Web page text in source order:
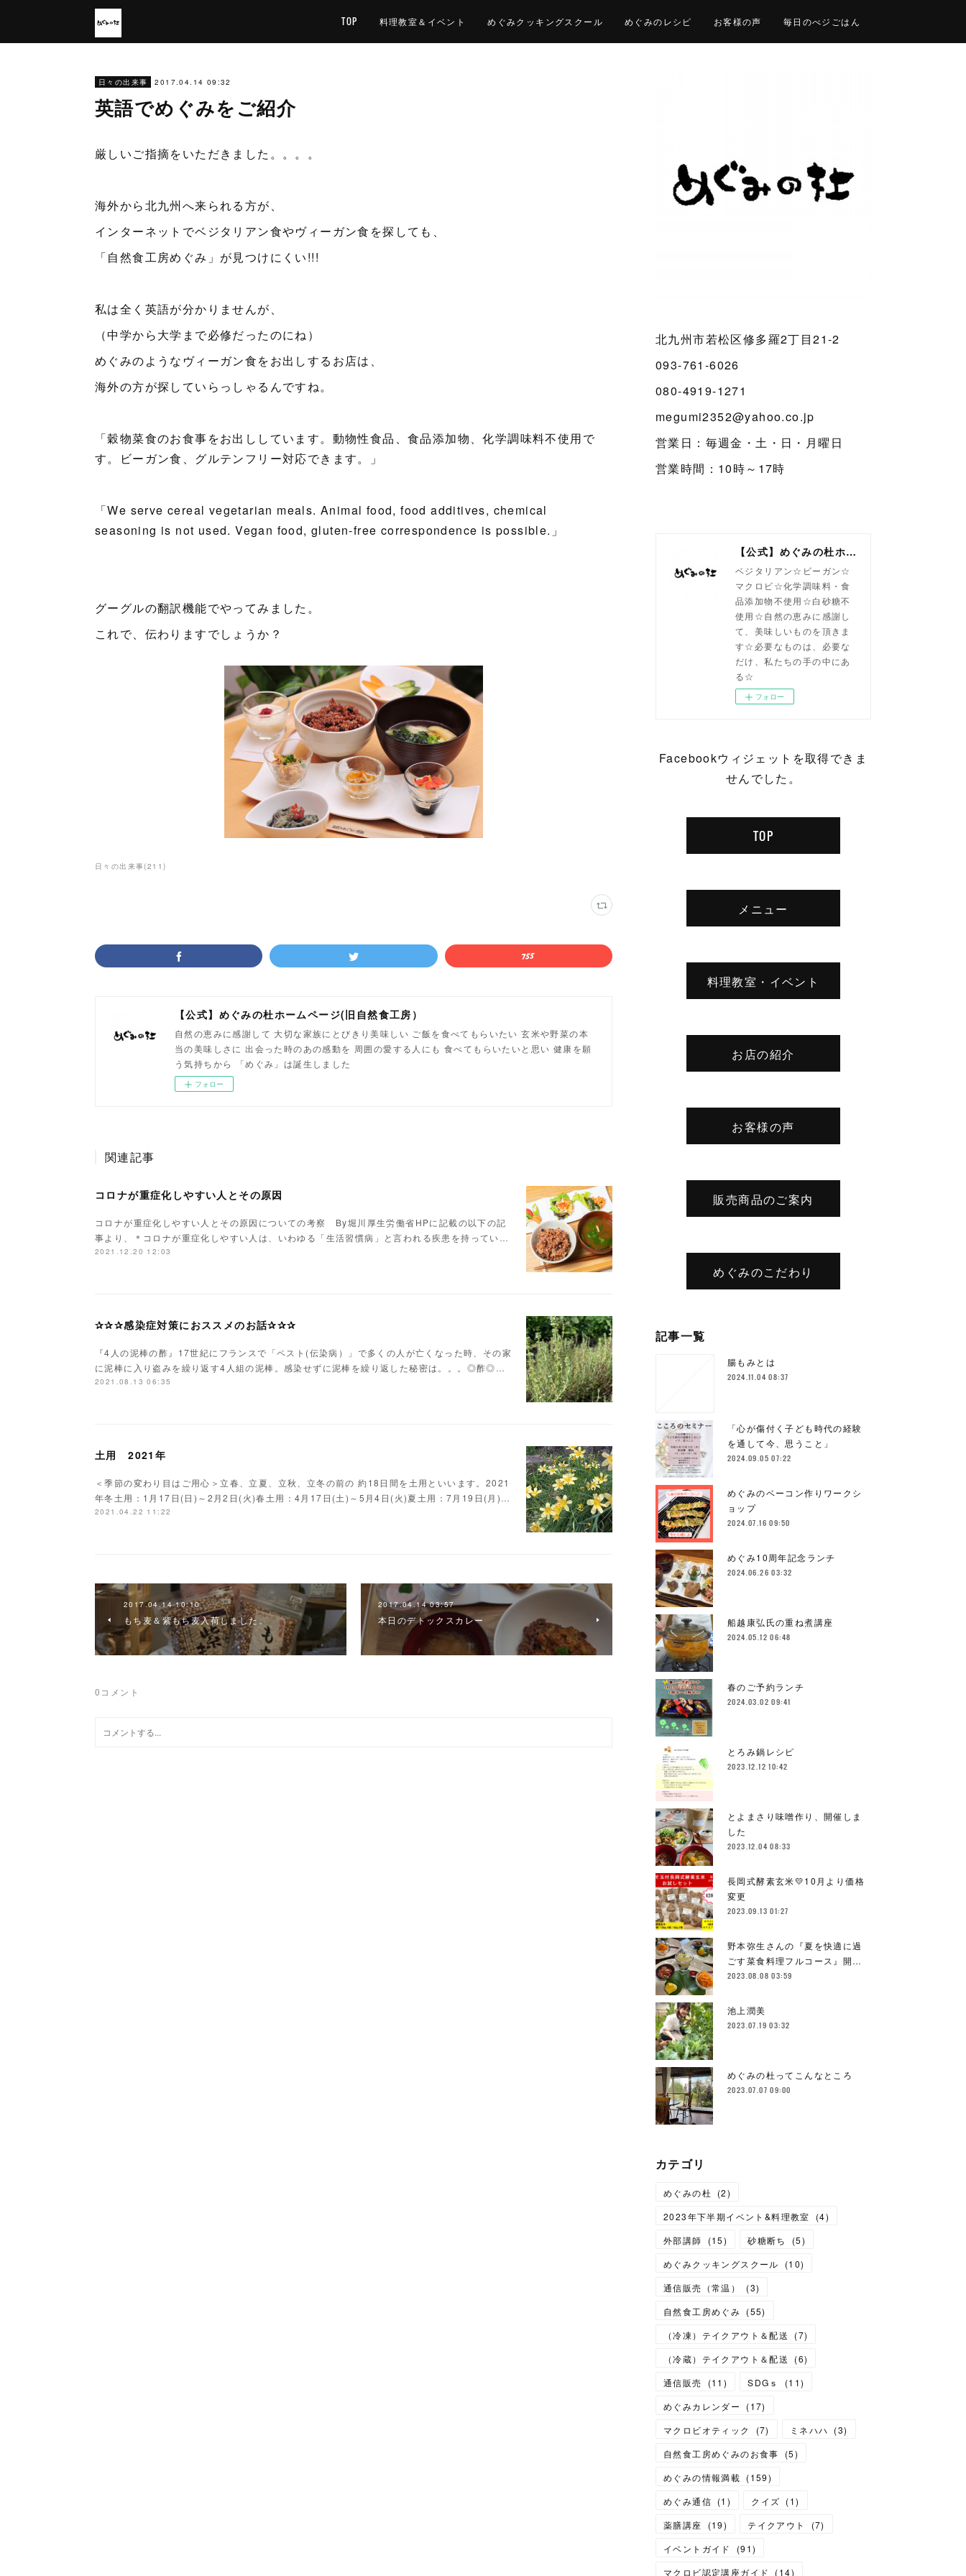
TOP 料理教室＆イベント めぐみクッキングスクール めぐみのレシピ お客様の声 毎日のべジごはん
日々の出来事 2017.04.14 09:32
英語でめぐみをご紹介
厳しいご指摘をいただきました。。。。
海外から北九州へ来られる方が、
インターネットでベジタリアン食やヴィーガン食を探しても、
「自然食工房めぐみ」が見つけにくい!!!
私は全く英語が分かりませんが、
（中学から大学まで必修だったのにね）
めぐみのようなヴィーガン食をお出しするお店は、
海外の方が探していらっしゃるんですね。
「穀物菜食のお食事をお出ししています。動物性食品、食品添加物、化学調味料不使用で
す。ビーガン食、グルテンフリー対応できます。」
「We serve cereal vegetarian meals. Animal food, food additives, chemical
seasoning is not used. Vegan food, gluten-free correspondence is possible.」
グーグルの翻訳機能でやってみました。
これで、伝わりますでしょうか？
日々の出来事(211)
【公式】めぐみの杜ホームページ(旧自然食工房）
自然の恵みに感謝して 大切な家族にとびきり美味しい ご飯を食べてもらいたい 玄米や野菜の本
当の美味しさに 出会った時のあの感動を 周囲の愛する人にも 食べてもらいたいと思い 健康を願
う気持ちから 「めぐみ」は誕生しました
フォロー
関連記事
コロナが重症化しやすい人とその原因
コロナが重症化しやすい人とその原因についての考察 By堀川厚生労働省HPに記載の以下の記
事より、＊コロナが重症化しやすい人は、いわゆる「生活習慣病」と言われる疾患を持ってい…
2021.12.20 12:03
✰✰✰感染症対策におススメのお話✰✰✰
『4人の泥棒の酢』17世紀にフランスで「ペスト(伝染病）」で多くの人が亡くなった時、その家
に泥棒に入り盗みを繰り返す4人組の泥棒。感染せずに泥棒を繰り返した秘密は。。。◎酢◎…
2021.08.13 06:35
土用 2021年
＜季節の変わり目はご用心＞立春、立夏、立秋、立冬の前の 約18日間を土用といいます。2021
年冬土用：1月17日(日)～2月2日(火)春土用：4月17日(土)～5月4日(火)夏土用：7月19日(月)…
2021.04.22 11:22
2017.04.14 10:10
もち麦＆紫もち麦入荷しました。
2017.04.14 03:57
本日のデトックスカレー
0 コメント
北九州市若松区修多羅2丁目21-2
093-761-6026
080-4919-1271
megumi2352@yahoo.co.jp
営業日：毎週金・土・日・月曜日
営業時間：10時～17時
【公式】めぐみの杜ホームページ(旧自然食工房）
ベジタリアン☆ビーガン☆
マクロビ☆化学調味料・食
品添加物不使用☆白砂糖不
使用☆自然の恵みに感謝し
て、美味しいものを頂きま
す☆必要なものは、必要な
だけ、私たちの手の中にあ
る☆
フォロー
Facebookウィジェットを取得できま
せんでした。
TOP
メニュー
料理教室・イベント
お店の紹介
お客様の声
販売商品のご案内
めぐみのこだわり
記事一覧
腸もみとは
2024.11.04 08:37
「心が傷付く子ども時代の経験
を通して今、思うこと」
2024.09.05 07:22
めぐみのベーコン作りワークシ
ョップ
2024.07.16 09:50
めぐみ10周年記念ランチ
2024.06.26 03:32
船越康弘氏の重ね煮講座
2024.05.12 06:48
春のご予約ランチ
2024.03.02 09:41
とろみ鍋レシピ
2023.12.12 10:42
とよまさり味噌作り、開催しま
した
2023.12.04 08:33
長岡式酵素玄米💛10月より価格
変更
2023.09.13 01:27
野本弥生さんの『夏を快適に過
ごす菜食料理フルコース』開…
2023.08.08 03:59
池上潤美
2023.07.19 03:32
めぐみの杜ってこんなところ
2023.07.07 09:00
カテゴリ
めぐみの杜 (2)
2023年下半期イベント&料理教室
(4)
外部講師
(15) 砂糖断ち (5)
めぐみクッキングスクール
(10)
通信販売（常温）
(3)
自然食工房めぐみ (55)
（冷凍）テイクアウト＆配送
(7)
（冷蔵）テイクアウト＆配送
(6)
通信販売
(11 ) SDGｓ (11)
めぐみカレンダー
(17)
マクロビオティック
(7) ミネハハ (3)
自然食工房めぐみのお食事
(5)
めぐみの情報満載 (159)
めぐみ通信 (1 ) クイズ (1)
薬膳講座
(19) テイクアウト (7)
イベントガイド
(91)
マクロビ認定講座ガイド
(14)